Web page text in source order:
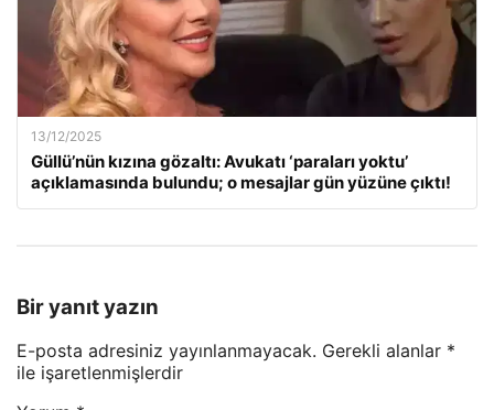
13/12/2025
Güllü’nün kızına gözaltı: Avukatı ‘paraları yoktu’
açıklamasında bulundu; o mesajlar gün yüzüne çıktı!
Bir yanıt yazın
E-posta adresiniz yayınlanmayacak. Gerekli alanlar *
ile işaretlenmişlerdir